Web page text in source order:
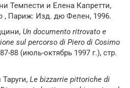
Темпести и Елена Капретти,
, Париж: Изд. дю Фелен, 1996.
Un documento ritrovato e
sul percorso di Piero di Cosimo
87-88 (июль-октябрь 1997 г.), стр.
Le bizzarrie pittoriche di